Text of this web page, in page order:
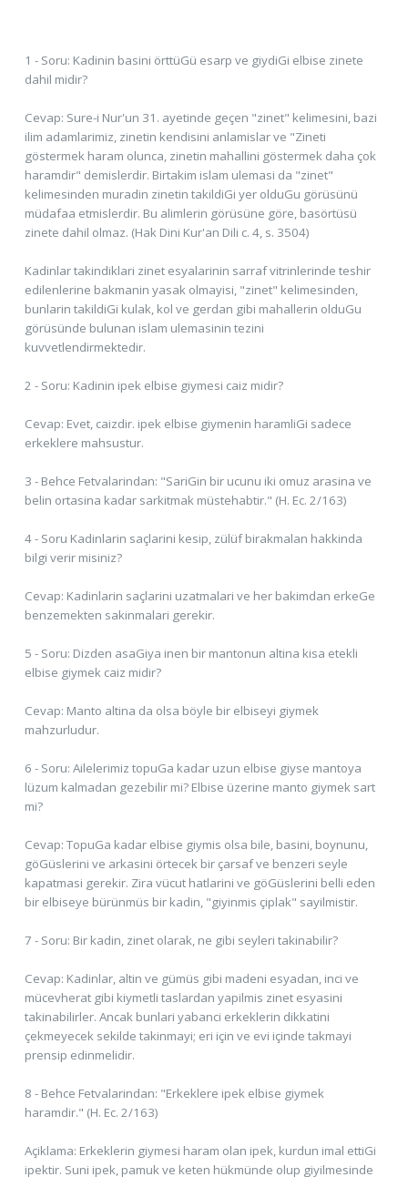
1 - Soru: Kadinin basini örttüGü esarp ve giydiGi elbise zinete
dahil midir?
Cevap: Sure-i Nur'un 31. ayetinde geçen "zinet" kelimesini, bazi
ilim adamlarimiz, zinetin kendisini anlamislar ve "Zineti
göstermek haram olunca, zinetin mahallini göstermek daha çok
haramdir" demislerdir. Birtakim islam ulemasi da "zinet"
kelimesinden muradin zinetin takildiGi yer olduGu görüsünü
müdafaa etmislerdir. Bu alimlerin görüsüne göre, basörtüsü
zinete dahil olmaz. (Hak Dini Kur'an Dili c. 4, s. 3504)
Kadinlar takindiklari zinet esyalarinin sarraf vitrinlerinde teshir
edilenlerine bakmanin yasak olmayisi, "zinet" kelimesinden,
bunlarin takildiGi kulak, kol ve gerdan gibi mahallerin olduGu
görüsünde bulunan islam ulemasinin tezini
kuvvetlendirmektedir.
2 - Soru: Kadinin ipek elbise giymesi caiz midir?
Cevap: Evet, caizdir. ipek elbise giymenin haramliGi sadece
erkeklere mahsustur.
3 - Behce Fetvalarindan: "SariGin bir ucunu iki omuz arasina ve
belin ortasina kadar sarkitmak müstehabtir." (H. Ec. 2/163)
4 - Soru Kadinlarin saçlarini kesip, zülüf birakmalan hakkinda
bilgi verir misiniz?
Cevap: Kadinlarin saçlarini uzatmalari ve her bakimdan erkeGe
benzemekten sakinmalari gerekir.
5 - Soru: Dizden asaGiya inen bir mantonun altina kisa etekli
elbise giymek caiz midir?
Cevap: Manto altina da olsa böyle bir elbiseyi giymek
mahzurludur.
6 - Soru: Ailelerimiz topuGa kadar uzun elbise giyse mantoya
lüzum kalmadan gezebilir mi? Elbise üzerine manto giymek sart
mi?
Cevap: TopuGa kadar elbise giymis olsa bile, basini, boynunu,
göGüslerini ve arkasini örtecek bir çarsaf ve benzeri seyle
kapatmasi gerekir. Zira vücut hatlarini ve göGüslerini belli eden
bir elbiseye bürünmüs bir kadin, "giyinmis çiplak" sayilmistir.
7 - Soru: Bir kadin, zinet olarak, ne gibi seyleri takinabilir?
Cevap: Kadinlar, altin ve gümüs gibi madeni esyadan, inci ve
mücevherat gibi kiymetli taslardan yapilmis zinet esyasini
takinabilirler. Ancak bunlari yabanci erkeklerin dikkatini
çekmeyecek sekilde takinmayi; eri için ve evi içinde takmayi
prensip edinmelidir.
8 - Behce Fetvalarindan: "Erkeklere ipek elbise giymek
haramdir." (H. Ec. 2/163)
Açiklama: Erkeklerin giymesi haram olan ipek, kurdun imal ettiGi
ipektir. Suni ipek, pamuk ve keten hükmünde olup giyilmesinde